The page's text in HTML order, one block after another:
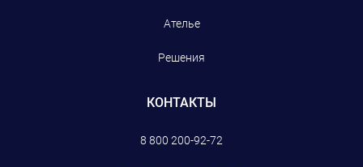
Ателье
Решения
КОНТАКТЫ
8 800 200-92-72